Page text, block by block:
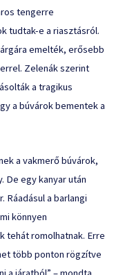
tengerre
tudtak-e a riasztásról.
emelték, erősebb
Zelenák szerint
a tragikus
a búvárok bementek a
a vakmerő búvárok,
De egy kanyar után
Ráadásul a barlangi
könnyen
tehát romolhatnak. Erre
több ponton rögzítve